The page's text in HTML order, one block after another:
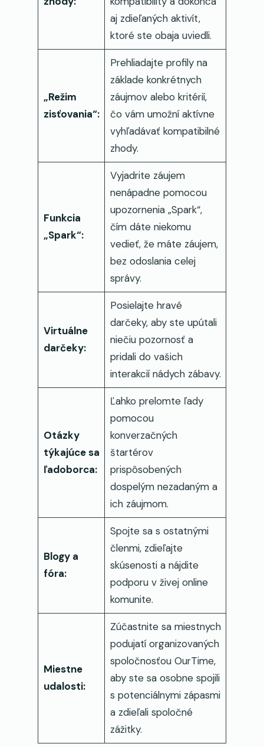
aj zdieľaných aktivít,
ktoré ste obaja uviedli.
„Režim
zisťovania“:
Prehliadajte profily na
základe konkrétnych
záujmov alebo kritérií,
čo vám umožní aktívne
vyhľadávať kompatibilné
zhody.
Funkcia
„Spark“:
Vyjadrite záujem
nenápadne pomocou
upozornenia „Spark“,
čím dáte niekomu
vedieť, že máte záujem,
bez odoslania celej
správy.
Virtuálne
darčeky:
Posielajte hravé
darčeky, aby ste upútali
niečiu pozornosť a
pridali do vašich
interakcií nádych zábavy.
Otázky
týkajúce sa
ľadoborca:
Ľahko prelomte ľady
pomocou
konverzačných
štartérov
prispôsobených
dospelým nezadaným a
ich záujmom.
Blogy a
fóra:
Spojte sa s ostatnými
členmi, zdieľajte
skúsenosti a nájdite
podporu v živej online
komunite.
Miestne
udalosti:
Zúčastnite sa miestnych
podujatí organizovaných
spoločnosťou OurTime,
aby ste sa osobne spojili
s potenciálnymi zápasmi
a zdieľali spoločné
zážitky.